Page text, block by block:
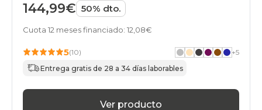
144,99€ 50% dto.
Cuota 12 meses financiado: 12,08€
5(10) +5
Entrega gratis de 28 a 34 días laborables
Ver producto